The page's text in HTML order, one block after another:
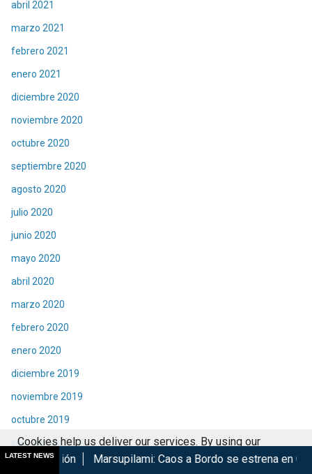
abril 2021
marzo 2021
febrero 2021
enero 2021
diciembre 2020
noviembre 2020
octubre 2020
septiembre 2020
agosto 2020
julio 2020
junio 2020
mayo 2020
abril 2020
marzo 2020
febrero 2020
enero 2020
diciembre 2019
noviembre 2019
octubre 2019
septiembre 2019
agosto 2019
LATEST NEWS
Marsupilami: Caos a Bordo se estrena en Cinépolis Harry
Cookies help us deliver our services. By using our
services, you agree to our use of cookies.
Got it